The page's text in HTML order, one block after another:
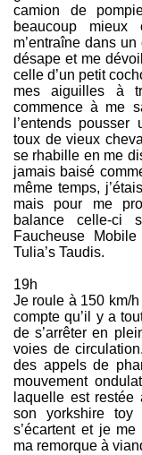
camion de
beaucoup mieux
m’entraîne dans
désape et me
celle d’un petit
mes aiguilles à
commence à me
l’entends
toux de vieux
se rhabille en me
jamais baisé
même temps,
mais pour me
balance celle-ci
Faucheuse
Tulia’s Taudis.
19h
Je roule à 150 km/
compte qu’il y a
de s’arrêter en
voies de
des appels de
mouvement
laquelle est
son yorkshire toy
s’écartent et je
ma remorque à